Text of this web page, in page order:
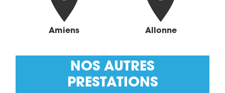
Amiens Allonne
NOS AUTRES
PRESTATIONS